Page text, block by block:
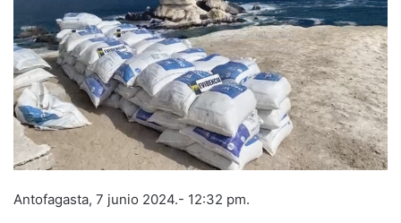
Antofagasta, 7 junio 2024.- 12:32 pm.